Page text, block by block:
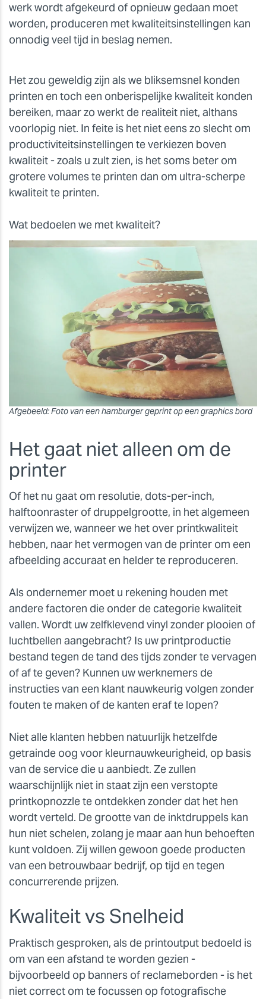
werk wordt afgekeurd of opnieuw gedaan moet
worden, produceren met kwaliteitsinstellingen kan
onnodig veel tijd in beslag nemen.
Het zou geweldig zijn als we bliksemsnel konden
printen en toch een onberispelijke kwaliteit konden
bereiken, maar zo werkt de realiteit niet, althans
voorlopig niet. In feite is het niet eens zo slecht om
productiviteitsinstellingen te verkiezen boven
kwaliteit - zoals u zult zien, is het soms beter om
grotere volumes te printen dan om ultra-scherpe
kwaliteit te printen.
Wat bedoelen we met kwaliteit?
Afgebeeld: Foto van een hamburger geprint op een graphics bord
Het gaat niet alleen om de
printer
Of het nu gaat om resolutie, dots-per-inch,
halftoonraster of druppelgrootte, in het algemeen
verwijzen we, wanneer we het over printkwaliteit
hebben, naar het vermogen van de printer om een
afbeelding accuraat en helder te reproduceren.
Als ondernemer moet u rekening houden met
andere factoren die onder de categorie kwaliteit
vallen. Wordt uw zelfklevend vinyl zonder plooien of
luchtbellen aangebracht? Is uw printproductie
bestand tegen de tand des tijds zonder te vervagen
of af te geven? Kunnen uw werknemers de
instructies van een klant nauwkeurig volgen zonder
fouten te maken of de kanten eraf te lopen?
Niet alle klanten hebben natuurlijk hetzelfde
getrainde oog voor kleurnauwkeurigheid, op basis
van de service die u aanbiedt. Ze zullen
waarschijnlijk niet in staat zijn een verstopte
printkopnozzle te ontdekken zonder dat het hen
wordt verteld. De grootte van de inktdruppels kan
hun niet schelen, zolang je maar aan hun behoeften
kunt voldoen. Zij willen gewoon goede producten
van een betrouwbaar bedrijf, op tijd en tegen
concurrerende prijzen.
Kwaliteit vs Snelheid
Praktisch gesproken, als de printoutput bedoeld is
om van een afstand te worden gezien -
bijvoorbeeld op banners of reclameborden - is het
niet correct om te focussen op fotografische